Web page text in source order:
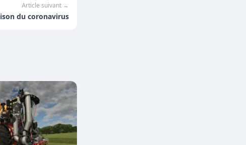
Article suivant →
du coronavirus